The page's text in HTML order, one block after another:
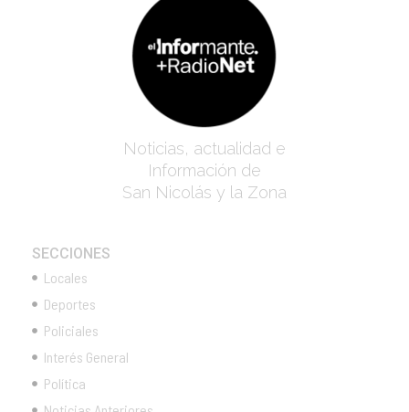
Noticias, actualidad e
Información de
San Nicolás y la Zona
SECCIONES
Locales
Deportes
Policiales
Interés General
Política